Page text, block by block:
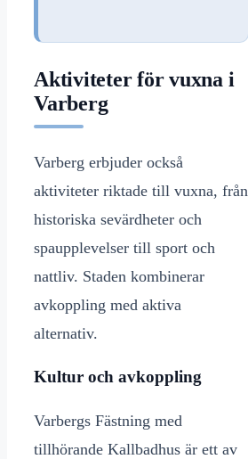
Aktiviteter för vuxna i
Varberg
Varberg erbjuder också
aktiviteter riktade till vuxna, från
historiska sevärdheter och
spaupplevelser till sport och
nattliv. Staden kombinerar
avkoppling med aktiva
alternativ.
Kultur och avkoppling
Varbergs Fästning med
tillhörande Kallbadhus är ett av